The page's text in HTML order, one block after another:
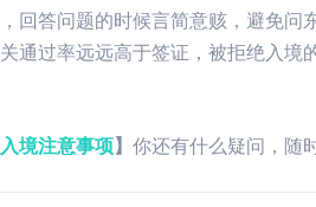
回答问题的时候言简意赅，避免问
通过率远远高于签证，被拒绝入境
境注意事项】 你还有什么疑问，随